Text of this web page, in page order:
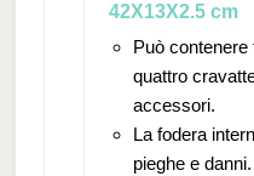
42X13X2.5 cm
Può
quattro
accessori.
La fodera
pieghe e danni.